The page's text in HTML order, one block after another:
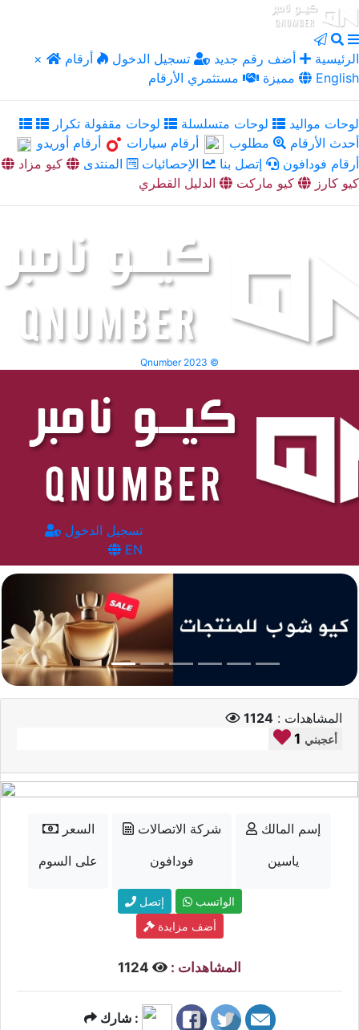
× الرئيسية أضف رقم جديد تسجيل الدخول
أرقام
مميزة
مستثمري الأرقام English
لوحات مواليد لوحات متسلسلة
لوحات مقفولة تكرار
أحدث الأرقام
مطلوب أرقام سيارات
أرقام أوريدو
أرقام فودافون
إتصل بنا الإحصائيات المنتدى
كيو مزاد
كيو كارز
كيو ماركت الدليل القطري
Qnumber 2023 ©
تسجيل الدخول
EN
المشاهدات : 1124
1 أعجبني
السعر
على السوم
شركة الاتصالات
فودافون
إسم المالك
ياسين
إتصل
الواتسب
أضف مزايدة
المشاهدات :
شارك :